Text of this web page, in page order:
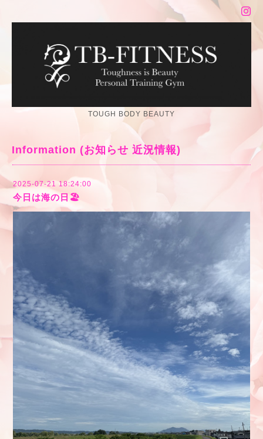
TOUGH BODY BEAUTY
Information (お知らせ 近況情報)
2025-07-21 18:24:00
今日は海の日🏖️